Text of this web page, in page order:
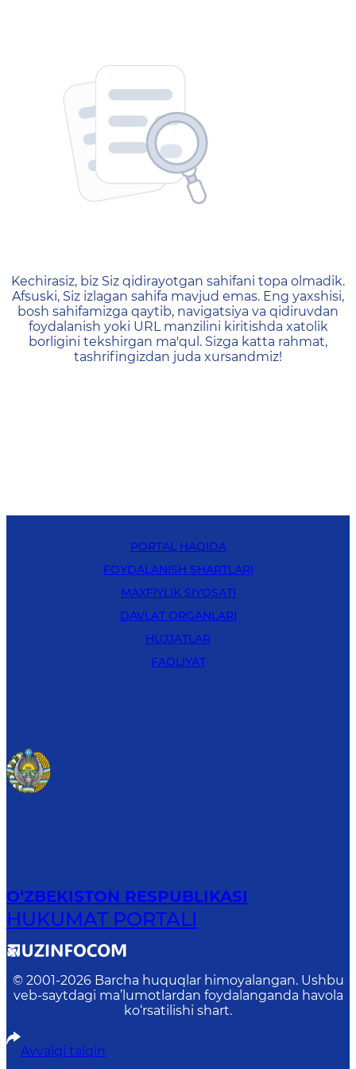
404 — Страница не
Kechirasiz, biz Siz qidirayotgan sahifani topa olmadik.
Afsuski, Siz izlagan sahifa mavjud emas. Eng yaxshisi,
bosh sahifamizga qaytib, navigatsiya va qidiruvdan
foydalanish yoki URL manzilini kiritishda xatolik
borligini tekshirgan ma'qul. Sizga katta rahmat,
tashrifingizdan juda xursandmiz!
PORTAL HAQIDA
FOYDALANISH SHARTLARI
MAXFIYLIK SIYOSATI
DAVLAT ORGANLARI
HUJJATLAR
FAOLIYAT
O‘ZBEKISTON RESPUBLIKASI
HUKUMAT PORTALI
© 2001-2026 Barcha huquqlar himoyalangan. Ushbu
veb-saytdagi ma’lumotlardan foydalanganda havola
ko‘rsatilishi shart.
Avvalgi talqin